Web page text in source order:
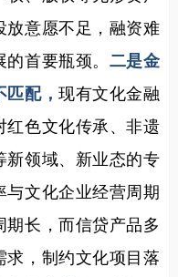
放意愿不足，融资难
首要瓶颈。 二是金
匹配，现有文化金融
红色文化传承、非遗
新领域、新业态的专
与文化企业经营周期
长，而信贷产品多
求，制约文化项目落